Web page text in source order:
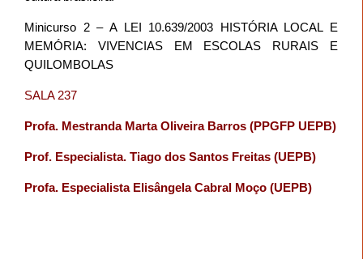
Minicurso 2 – A LEI 10.639/2003 HISTÓRIA LOCAL E
MEMÓRIA: VIVENCIAS EM ESCOLAS RURAIS E
QUILOMBOLAS
SALA 237
Profa. Mestranda Marta Oliveira Barros (PPGFP UEPB)
Prof. Especialista. Tiago dos Santos Freitas (UEPB)
Profa. Especialista Elisângela Cabral Moço (UEPB)